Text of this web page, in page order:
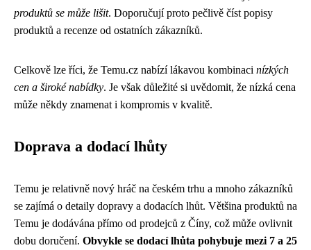
produktů se může lišit. Doporučují proto pečlivě číst popisy
produktů a recenze od ostatních zákazníků.
Celkově lze říci, že Temu.cz nabízí lákavou kombinaci nízkých
cen a široké nabídky. Je však důležité si uvědomit, že nízká cena
může někdy znamenat i kompromis v kvalitě.
Doprava a dodací lhůty
Temu je relativně nový hráč na českém trhu a mnoho zákazníků
se zajímá o detaily dopravy a dodacích lhůt. Většina produktů na
Temu je dodávána přímo od prodejců z Číny, což může ovlivnit
dobu doručení. Obvykle se dodací lhůta pohybuje mezi 7 a 25